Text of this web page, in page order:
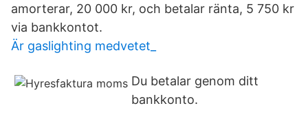
amorterar, 20 000 kr, och betalar ränta, 5 750 kr
via bankkontot.
Är gaslighting medvetet_
Du betalar genom ditt
bankkonto.